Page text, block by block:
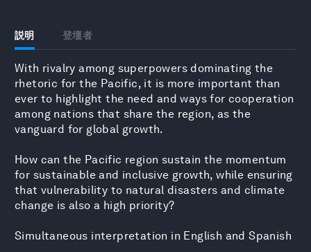
説明 登壇者
With rivalry among superpowers dominating the
rhetoric for the Pacific, it is more important than
ever to highlight the need and ways for cooperation
among nations that share the region, as the
vanguard for global growth.
How can the Pacific region sustain the momentum
for sustainable and inclusive growth, while ensuring
that vulnerability to natural disasters and climate
change is also a high priority?
Simultaneous interpretation in English and Spanish